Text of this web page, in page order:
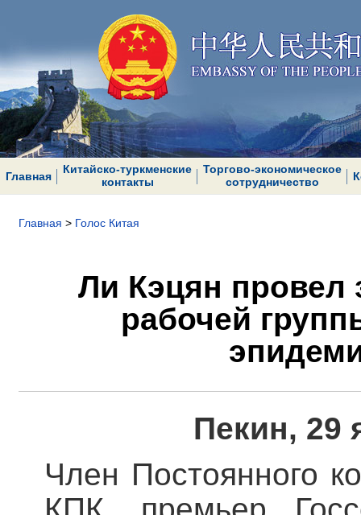
Главная
Китайско-туркменские
контакты
Торгово-экономическое
сотрудничество
Главная > Голос Китая
Ли Кэцян провел
рабочей
Пекин, 29
Член Постоянного